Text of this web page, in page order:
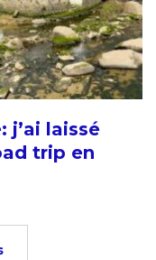
j’ai laissé
trip en